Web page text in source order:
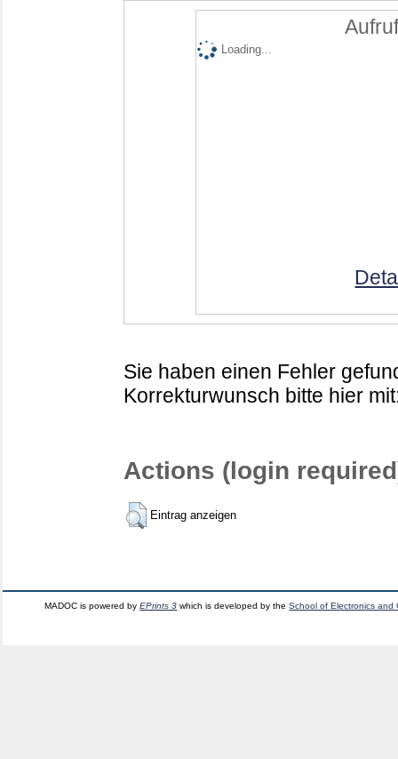
Loading...
Sie haben einen Fehler
Korrekturwunsch bitte hier
Actions (login
Eintrag anzeigen
MADOC is powered byEPrints 3 which is developed by theSchool of Electronics and